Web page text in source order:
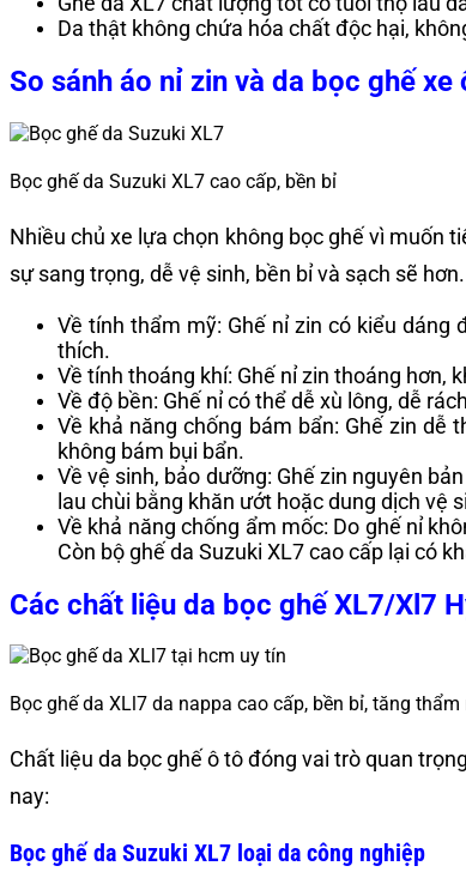
Da thật không chứa hóa chất độc hại,
So sánh áo nỉ zin và da bọc ghế xe
Bọc ghế da Suzuki XL7 cao cấp, bền bỉ
Nhiều chủ xe lựa chọn không bọc ghế vì muốn
sự sang trọng, dễ vệ sinh, bền bỉ và sạch sẽ
Về tính thẩm mỹ: Ghế nỉ zin có kiểu
thích.
Về tính thoáng khí: Ghế nỉ zin thoáng hơn,
Về độ bền: Ghế nỉ có thể dễ xù lông, dễ
Về khả năng chống bám bẩn: Ghế zin dễ
không bám bụi bẩn.
Về vệ sinh, bảo dưỡng: Ghế zin nguyên
lau chùi bằng khăn ướt hoặc dung dịch vệ
Về khả năng chống ẩm mốc: Do ghế nỉ
Còn bộ ghế da Suzuki XL7 cao cấp lại có
Các chất liệu da bọc ghế XL7/Xl7
Bọc ghế da XLl7 da nappa cao cấp, bền bỉ, tăng thẩm
Chất liệu da bọc ghế ô tô đóng vai trò quan
nay:
Bọc ghế da Suzuki XL7 loại da công nghiệp